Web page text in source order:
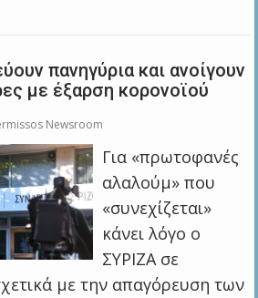
πανηγύρια και ανοίγουν
με έξαρση κορονοϊού
Newsroom
Για «πρωτοφανές
αλαλούμ» που
«συνεχίζεται»
κάνει λόγο ο
ΣΥΡΙΖΑ σε
με την απαγόρευση των